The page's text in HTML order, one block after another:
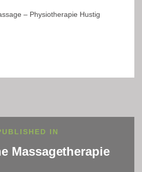
– Physiotherapie Hustig
IN
Massagetherapie